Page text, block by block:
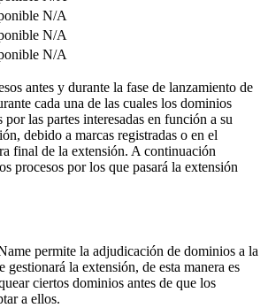
N/A
N/A
N/A
antes y durante la fase de lanzamiento de
cada una de las cuales los dominios
por las partes interesadas en función a su
debido a marcas registradas o en el
final de la extensión. A continuación
procesos por los que pasará la extensión
permite la adjudicación de dominios a la
gestionará la extensión, de esta manera es
ciertos dominios antes de que los
a ellos.